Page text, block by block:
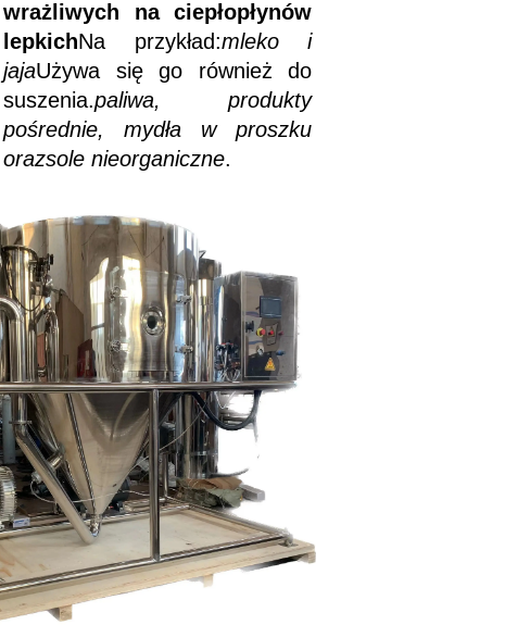
wrażliwych na ciepłopłynów
lepkichNa przykład:mleko i
jajaUżywa się go również do
suszenia.paliwa, produkty
pośrednie, mydła w proszku
orazsole nieorganiczne.